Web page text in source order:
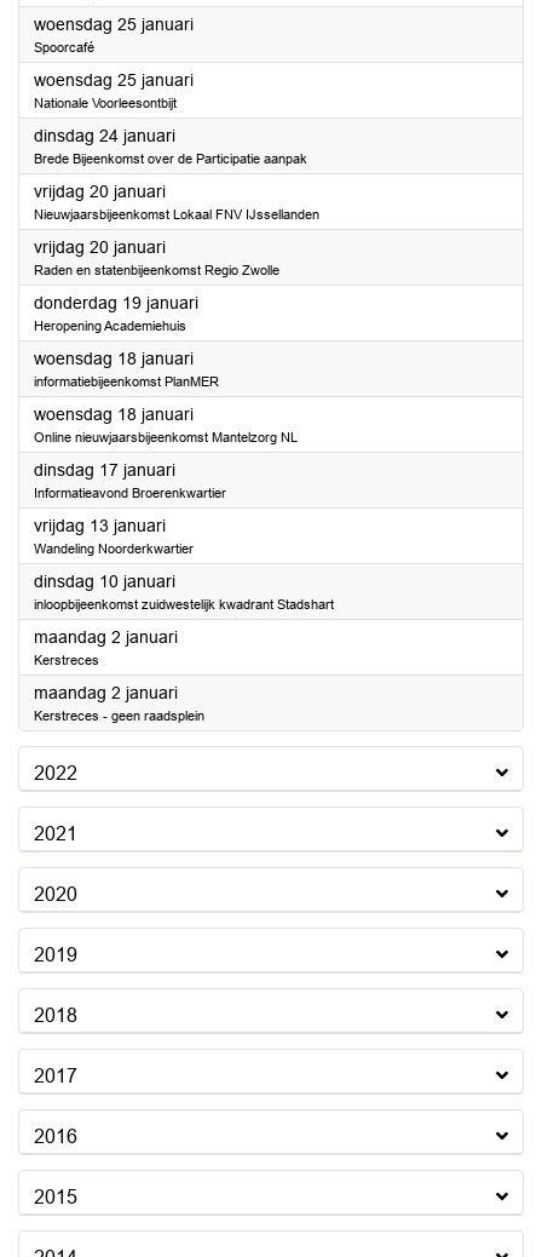
woensdag 25 januari2023
Spoorcafé
woensdag 25 januari2023
Nationale Voorleesontbijt
dinsdag 24 januari2023
Brede Bijeenkomst over de Participatie aanpak
vrijdag 20 januari2023
Nieuwjaarsbijeenkomst Lokaal FNV IJssellanden
vrijdag 20 januari2023
Raden en statenbijeenkomst Regio Zwolle
donderdag 19 januari2023
Heropening Academiehuis
woensdag 18 januari2023
informatiebijeenkomst PlanMER
woensdag 18 januari2023
Online nieuwjaarsbijeenkomst Mantelzorg NL
dinsdag 17 januari2023
Informatieavond Broerenkwartier
vrijdag 13 januari2023
Wandeling Noorderkwartier
dinsdag 10 januari2023
inloopbijeenkomst zuidwestelijk kwadrant Stadshart
maandag 2 januari2023
Kerstreces
maandag 2 januari2023
Kerstreces - geen raadsplein
2022
2021
2020
2019
2018
2017
2016
2015